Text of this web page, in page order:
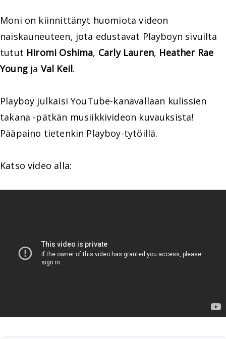
Moni on kiinnittänyt huomiota videon
naiskauneuteen, jota edustavat Playboyn sivuilta
tutut Hiromi Oshima, Carly Lauren, Heather Rae
Youngja Val Keil.
Playboy julkaisi YouTube-kanavallaan kulissien
takana -pätkän musiikkivideon kuvauksista!
Pääpaino tietenkin Playboy-tytöillä.
Katso video alla: